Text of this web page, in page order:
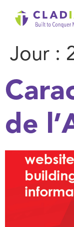
Jour :
de